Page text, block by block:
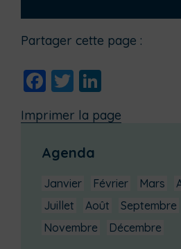
Partager cette page :
Facebook
Twitter
Imprimer la page
Agenda
Janvier Février Mars
Juillet
Août Septembre
Novembre
Décembre